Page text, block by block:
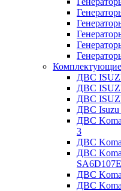
ДВС
ДВС
ДВС
ДВС Isuzu
ДВС
3
ДВС
ДВС
ДВС
ДВС